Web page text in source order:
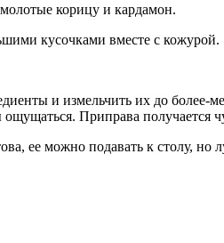
корицу и кардамон.
кусочками вместе с кожурой.
и измельчить их до более-
Приправа получается
ее можно подавать к столу, но